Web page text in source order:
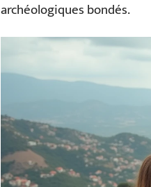
archéologiques bondés.